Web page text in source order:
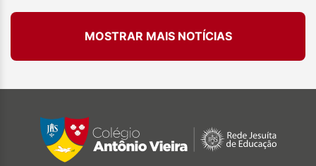
MOSTRAR MAIS NOTÍCIAS